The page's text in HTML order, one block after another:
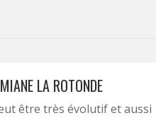
LA ROTONDE
être très évolutif et aussi